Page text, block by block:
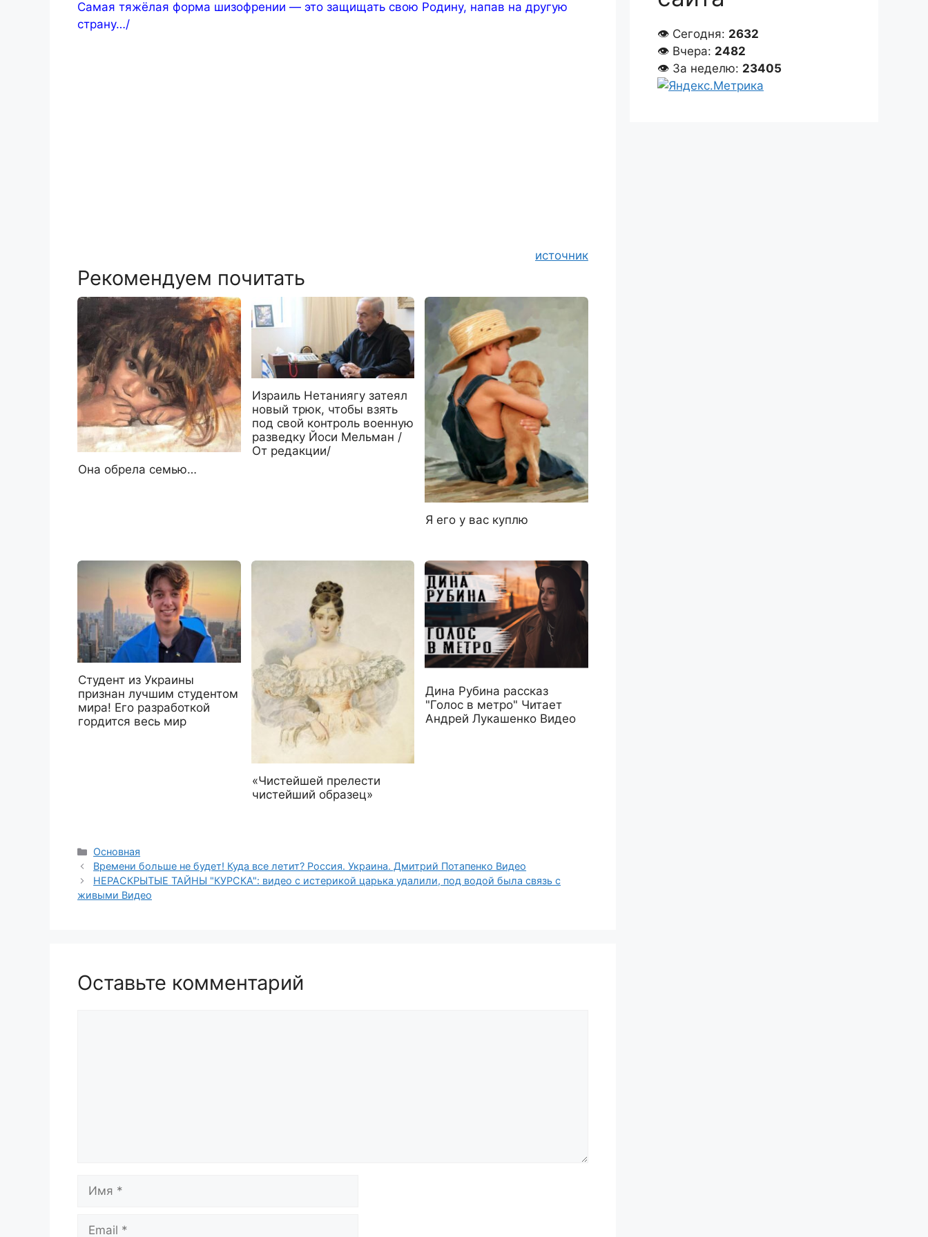
Самая тяжёлая форма шизофрении — это защищать свою Родину, напав на другую
страну…/
источник
Рекомендуем почитать
Она обрела семью…
Израиль Нетаниягу затеял
новый трюк, чтобы взять
под свой контроль военную
разведку Йоси Мельман /
От редакции/
Я его у вас куплю
Студент из Украины
признан лучшим студентом
мира! Его разработкой
гордится весь мир
«Чистейшей прелести
чистейший образец»
Дина Рубина рассказ
"Голос в метро" Читает
Андрей Лукашенко Видео
Рубрики
Основная
Времени больше не будет! Куда все летит? Россия. Украина. Дмитрий Потапенко Видео
НЕРАСКРЫТЫЕ ТАЙНЫ "КУРСКА": видео с истерикой царька удалили, под водой была связь с
живыми Видео
Оставьте комментарий
Имя
Email
👁 Сегодня: 2632
👁 Вчера: 2482
👁 За неделю: 23405